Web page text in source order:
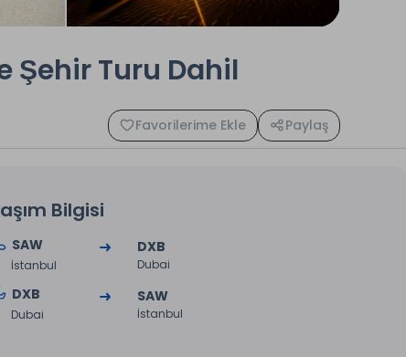
Şehir Turu Dahil
Favorilerime Ekle Paylaş
Bilgisi
SAW
İstanbul
DXB
Dubai
DXB
Dubai
SAW
İstanbul